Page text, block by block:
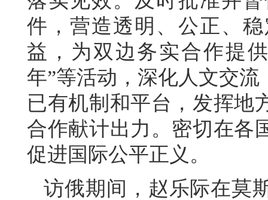
件，营造透明、公正、
益，为双边务实合作提
年”等活动，深化人文交
已有机制和平台，发挥地
合作献计出力。密切在各
促进国际公平正义。
访俄期间，赵乐际在莫